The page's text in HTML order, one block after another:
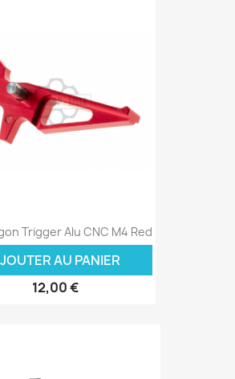
Trigger Alu CNC M4 Red
AU PANIER
12,00 €